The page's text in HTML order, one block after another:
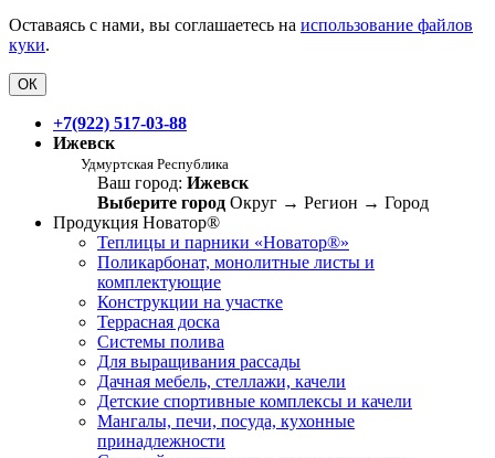
Оставаясь с нами, вы соглашаетесь на использование файлов
куки.
ОК
+7(922) 517-03-88
Ижевск
Удмуртская Республика
Ваш город: Ижевск
Выберите город Округ → Регион → Город
Продукция Новатор®
Теплицы и парники «Новатор®»
Поликарбонат, монолитные листы и
комплектующие
Конструкции на участке
Террасная доска
Системы полива
Для выращивания рассады
Дачная мебель, стеллажи, качели
Детские спортивные комплексы и качели
Мангалы, печи, посуда, кухонные
принадлежности